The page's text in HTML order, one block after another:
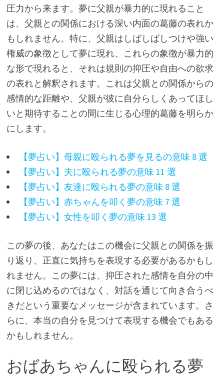
圧力から来ます。夢に父親が暴力的に現れること
は、父親との関係における深い内面の葛藤の表れか
もしれません。特に、父親はしばしばしつけや強い
権威の象徴として夢に現れ、これらの象徴が暴力的
な形で現れると、それは規則の抑圧や自由への欲求
の表れと解釈されます。これは父親との関係からの
感情的な距離や、父親が彼に自分らしくあってほし
いと期待することの間に生じる心理的葛藤を明らか
にします。
【夢占い】母親に殴られる夢を見るの意味 8 選
【夢占い】夫に殴られる夢の意味 11 選
【夢占い】友達に殴られる夢の意味 8 選
【夢占い】赤ちゃんを叩く夢の意味 7 選
【夢占い】女性を叩く夢の意味 13 選
この夢の後、あなたはこの機会に父親との関係を振
り返り、正直に気持ちを表現する必要があるかもし
れません。この夢には、抑圧された感情を自分の中
に閉じ込めるのではなく、対話を通じて向き合うべ
きだという重要なメッセージが含まれています。さ
らに、本当の自分を見つけて表現する機会でもある
かもしれません。
おばあちゃんに殴られる夢